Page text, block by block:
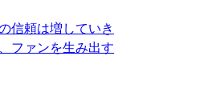
信頼は増していき
ファンを生み出す